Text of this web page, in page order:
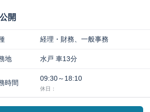
開
経理・財務、一般事務
地 水戸 車13分
時間
09:30～18:10
休日：